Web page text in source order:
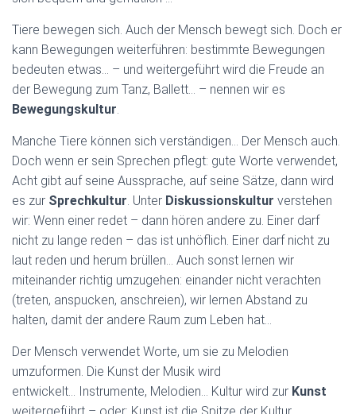
Tiere bewegen sich. Auch der Mensch bewegt sich. Doch er
kann Bewegungen weiterführen: bestimmte Bewegungen
bedeuten etwas… – und weitergeführt wird die Freude an
der Bewegung zum Tanz, Ballett… – nennen wir es
Bewegungskultur.
Manche Tiere können sich verständigen… Der Mensch auch.
Doch wenn er sein Sprechen pflegt: gute Worte verwendet,
Acht gibt auf seine Aussprache, auf seine Sätze, dann wird
es zur Sprechkultur. Unter Diskussionskultur verstehen
wir: Wenn einer redet – dann hören andere zu. Einer darf
nicht zu lange reden – das ist unhöflich. Einer darf nicht zu
laut reden und herum brüllen… Auch sonst lernen wir
miteinander richtig umzugehen: einander nicht verachten
(treten, anspucken, anschreien), wir lernen Abstand zu
halten, damit der andere Raum zum Leben hat…
Der Mensch verwendet Worte, um sie zu Melodien
umzuformen. Die Kunst der Musik wird
entwickelt… Instrumente, Melodien… Kultur wird zur Kunst